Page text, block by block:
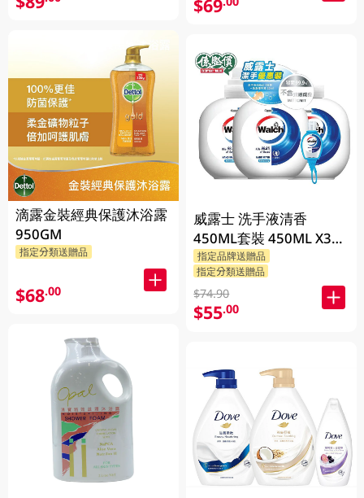
滴露金裝經典保護沐浴露
950GM
指定分類送贈品
$68.00
$69
威露士 洗手液清香
450ML套裝 450ML X3
BP
指定品牌送贈品
指定分類送贈品
$74.90
$55.00